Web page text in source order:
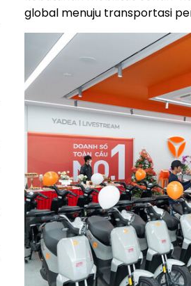
global menuju transportasi